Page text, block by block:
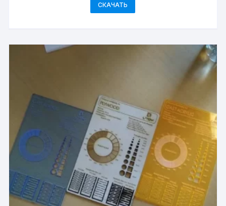
СКАЧАТЬ